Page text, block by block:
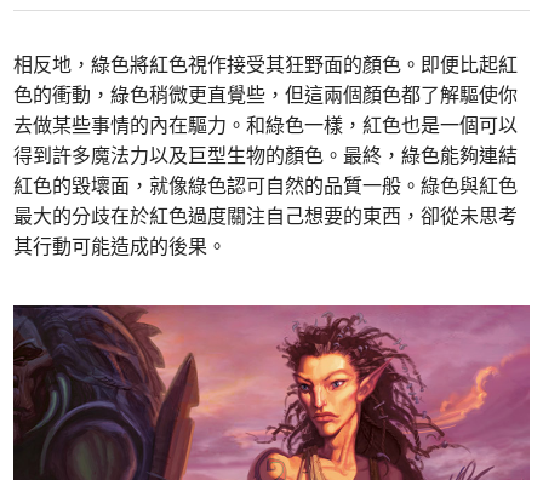
相反地，綠色將紅色視作接受其狂野面的顏色。即便比起紅
色的衝動，綠色稍微更直覺些，但這兩個顏色都了解驅使你
去做某些事情的內在驅力。和綠色一樣，紅色也是一個可以
得到許多魔法力以及巨型生物的顏色。最終，綠色能夠連結
紅色的毀壞面，就像綠色認可自然的品質一般。綠色與紅色
最大的分歧在於紅色過度關注自己想要的東西，卻從未思考
其行動可能造成的後果。